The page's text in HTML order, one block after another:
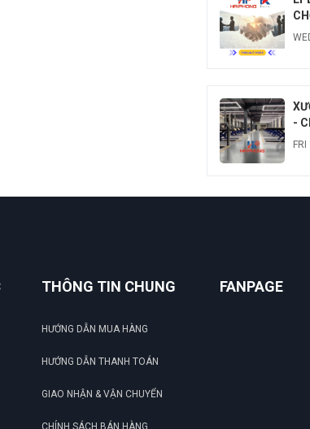
-
THÔNG TIN CHUNG
HƯỚNG DẪN MUA HÀNG
HƯỚNG DẪN THANH TOÁN
GIAO NHẬN & VẬN CHUYỂN
CHÍNH SÁCH BÁN HÀNG
FANPAGE